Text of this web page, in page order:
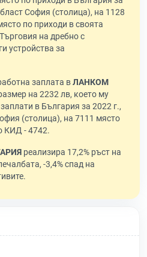
София (столица), на 1128
по приходи в своята
на дребно с
устройства за
заплата вЛАНКОМ
на 2232 лв, което му
в България за 2022 г.,
(столица), на 7111 място
КИД - 4742.
реализира 17,2% ръст на
-3,4% спад на